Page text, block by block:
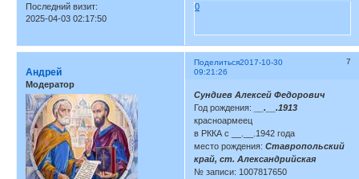
Последний визит:
2025-04-03 02:17:50
0
Поделиться 7
2017-10-30
09:21:26
Андрей
Модератор
Сундиев Алексей Федорович
Год рождения:
__.__.1913
красноармеец
в РККА с __.__.1942 года
место рождения: Ставропольский
край, ст. Александрийская
№ записи: 1007817650